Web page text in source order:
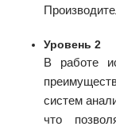
Уровень 2
В работе
систем
что